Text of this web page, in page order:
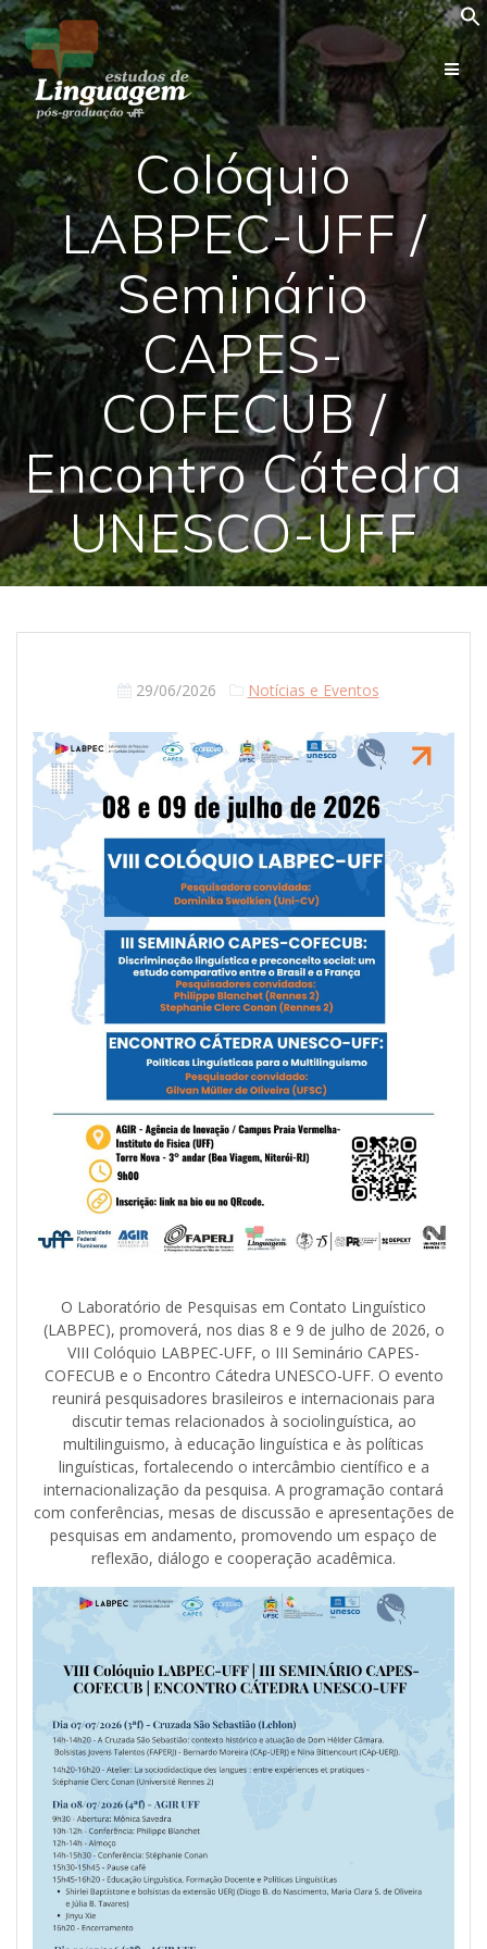
to
content
Colóquio
LABPEC-UFF /
Seminário
CAPES-
COFECUB /
Encontro Cátedra
UNESCO-UFF
29/06/2026 Notícias e Eventos
O Laboratório de Pesquisas em Contato Linguístico
(LABPEC), promoverá, nos dias 8 e 9 de julho de 2026, o
VIII Colóquio LABPEC-UFF, o III Seminário CAPES-
COFECUB e o Encontro Cátedra UNESCO-UFF. O evento
reunirá pesquisadores brasileiros e internacionais para
discutir temas relacionados à sociolinguística, ao
multilinguismo, à educação linguística e às políticas
linguísticas, fortalecendo o intercâmbio científico e a
internacionalização da pesquisa. A programação contará
com conferências, mesas de discussão e apresentações de
pesquisas em andamento, promovendo um espaço de
reflexão, diálogo e cooperação acadêmica.